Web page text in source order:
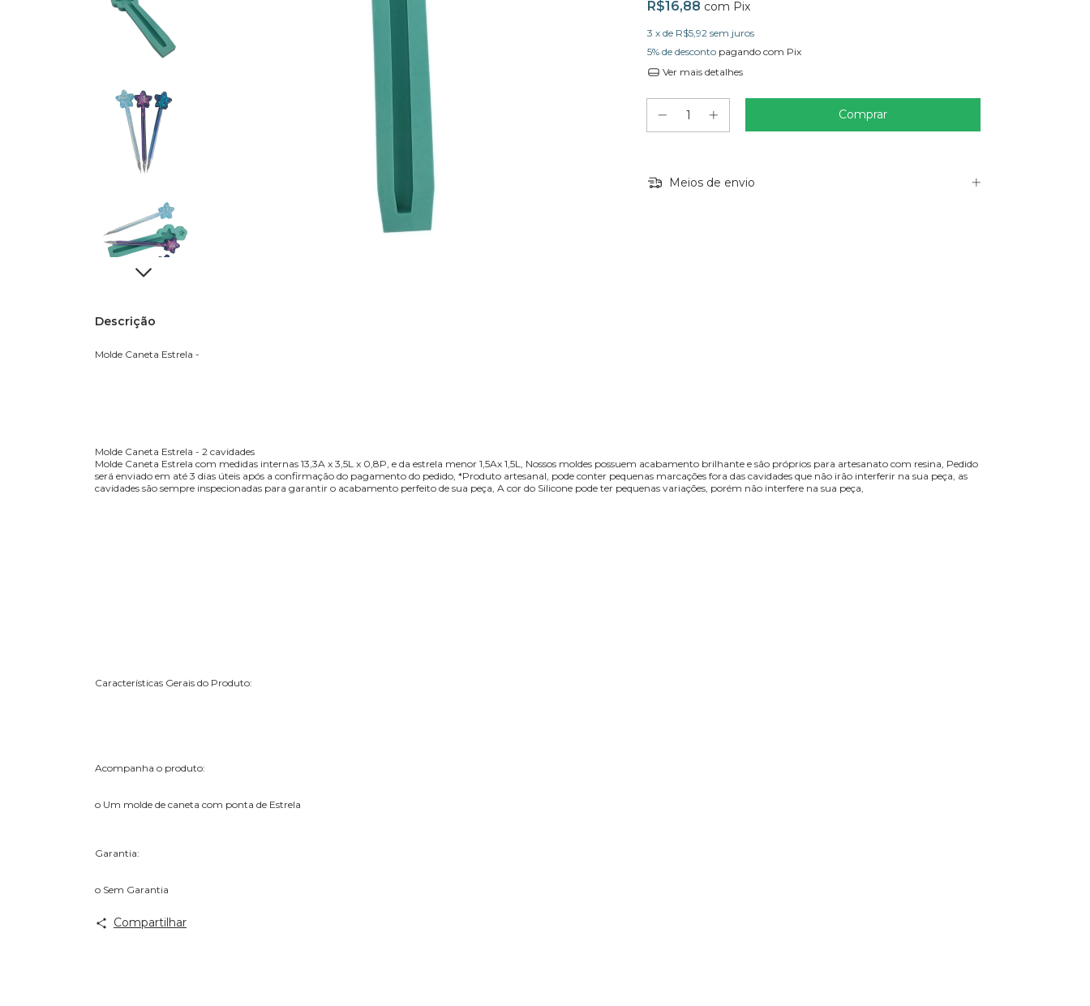
R$16,88 com Pix
3 x de R$5,92 sem juros
5% de desconto pagando com Pix
Ver mais detalhes
Meios de envio
Descrição
Molde Caneta Estrela -
Molde Caneta Estrela - 2 cavidades
Molde Caneta Estrela com medidas internas 13,3A x 3,5L x 0,8P, e da estrela menor 1,5Ax 1,5L, Nossos moldes possuem acabamento brilhante e são próprios para artesanato com resina, Pedido
será enviado em até 3 dias úteis após a confirmação do pagamento do pedido, *Produto artesanal, pode conter pequenas marcações fora das cavidades que não irão interferir na sua peça, as
cavidades são sempre inspecionadas para garantir o acabamento perfeito de sua peça, A cor do Silicone pode ter pequenas variações, porém não interfere na sua peça,
Características Gerais do Produto:
Acompanha o produto:
o Um molde de caneta com ponta de Estrela
Garantia:
o Sem Garantia
Compartilhar